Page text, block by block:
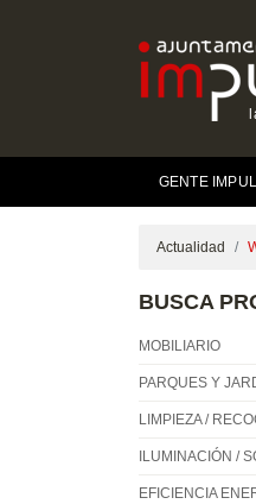
GENTE
Actualidad
BUSCA
MOBILIARIO
PARQUES Y
LIMPIEZA /
ILUMINACIÓN /
EFICIENCIA